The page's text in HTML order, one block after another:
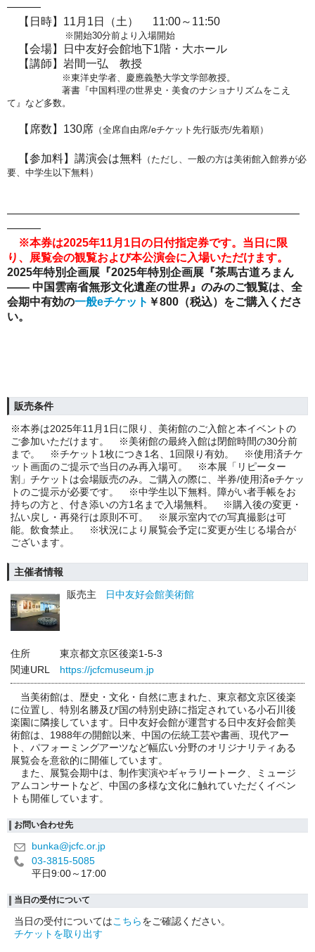
―――
【 日時】11月1日（土） 11:00～11:50
※開始30分前より入場開始
【会場】
日中友好会館地下1階・大ホール
【講師】岩間一弘 教授
※東洋史学者、慶應義塾大学文学部教授。
著書『中国料理の世界史・美食のナショナリズムをこえ
て』など多数。
【席数】130席 （全席自由席/eチケット先行販売/先着順）
【参加料】講演会は無料 （ただし、一般の方は美術館入館券が必
要、中学生以下無料）
――――――――――――――――――――――――――
―――
※本券は2025年11月1日 の日付指定券です。 当日に限
り、展覧会の観覧および本公演会に入場いただけます。
2025年特別企画展『2025年特別企画展『茶馬古道ろまん
―― 中国雲南省無形文化遺産の世界』 のみのご観覧は、全
会期中有効の一般eチケット ￥800（税込）をご購入くださ
い。
販売条件
※本券は2025年11月1日に限り、美術館のご入館と本イベントの
ご参加いただけます。 ※美術館の最終入館は閉館時間の30分前
まで。 ※チケット1枚につき1名、1回限り有効。 ※使用済チケ
ット画面のご提示で当日のみ再入場可。 ※本展「リピーター
割」チケットは会場販売のみ。ご購入の際に、半券/使用済eチケッ
トのご提示が必要です。 ※中学生以下無料。障がい者手帳をお
持ちの方と、付き添いの方1名まで入場無料。 ※購入後の変更・
払い戻し・再発行は原則不可。 ※展示室内での写真撮影は可
能。飲食禁止。 ※状況により展覧会予定に変更が生じる場合が
ございます。
主催者情報
販売主
日中友好会館美術館
住所
東京都文京区後楽1-5-3
関連URL
https://jcfcmuseum.jp
当美術館は、歴史・文化・自然に恵まれた、東京都文京区後楽
に位置し、特別名勝及び国の特別史跡に指定されている小石川後
楽園に隣接しています。日中友好会館が運営する日中友好会館美
術館は、1988年の開館以来、中国の伝統工芸や書画、現代アー
ト、パフォーミングアーツなど幅広い分野のオリジナリティある
展覧会を意欲的に開催しています。
また、展覧会期中は、制作実演やギャラリートーク、ミュージ
アムコンサートなど、中国の多様な文化に触れていただくイベン
トも開催しています。
お問い合わせ先
bunka@jcfc.or.jp
03-3815-5085
平日9:00～17:00
当日の受付について
当日の受付についてはこちらをご確認ください。
チケットを取り出す